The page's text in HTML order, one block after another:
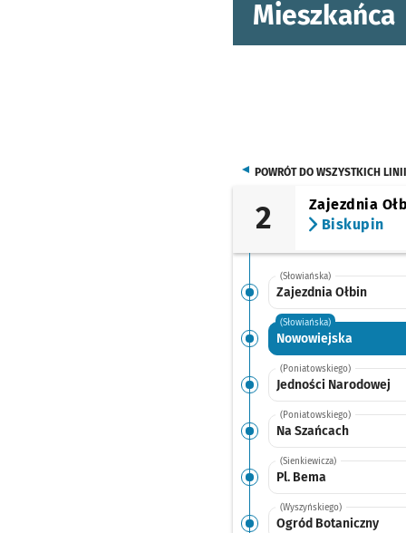
Mieszkańca
POWRÓT DO WSZYSTKICH LINII
2
Zajezdnia
Biskupin
(Słowiańska)
Zajezdnia Ołbin
(Słowiańska)
Nowowiejska
(Poniatowskiego)
Jedności Narodowej
(Poniatowskiego)
Na Szańcach
(Sienkiewicza)
Pl. Bema
(Wyszyńskiego)
Ogród Botaniczny